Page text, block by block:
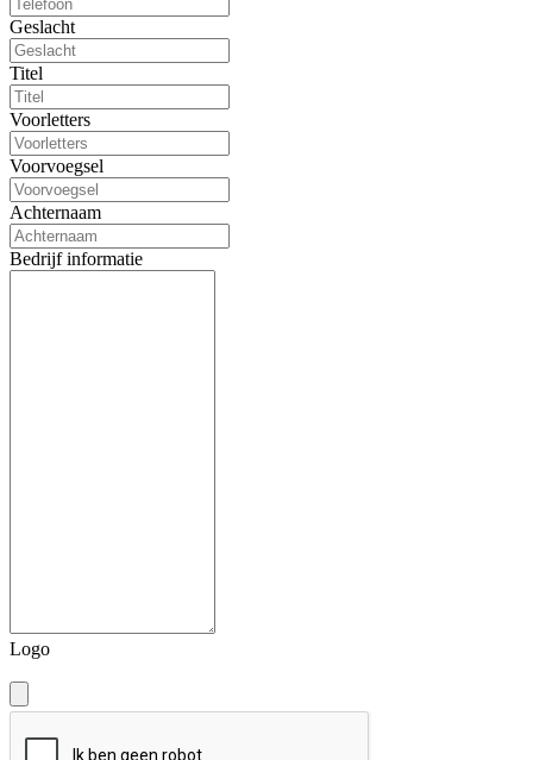
Geslacht
Titel
Voorletters
Voorvoegsel
Achternaam
Bedrijf informatie
Logo